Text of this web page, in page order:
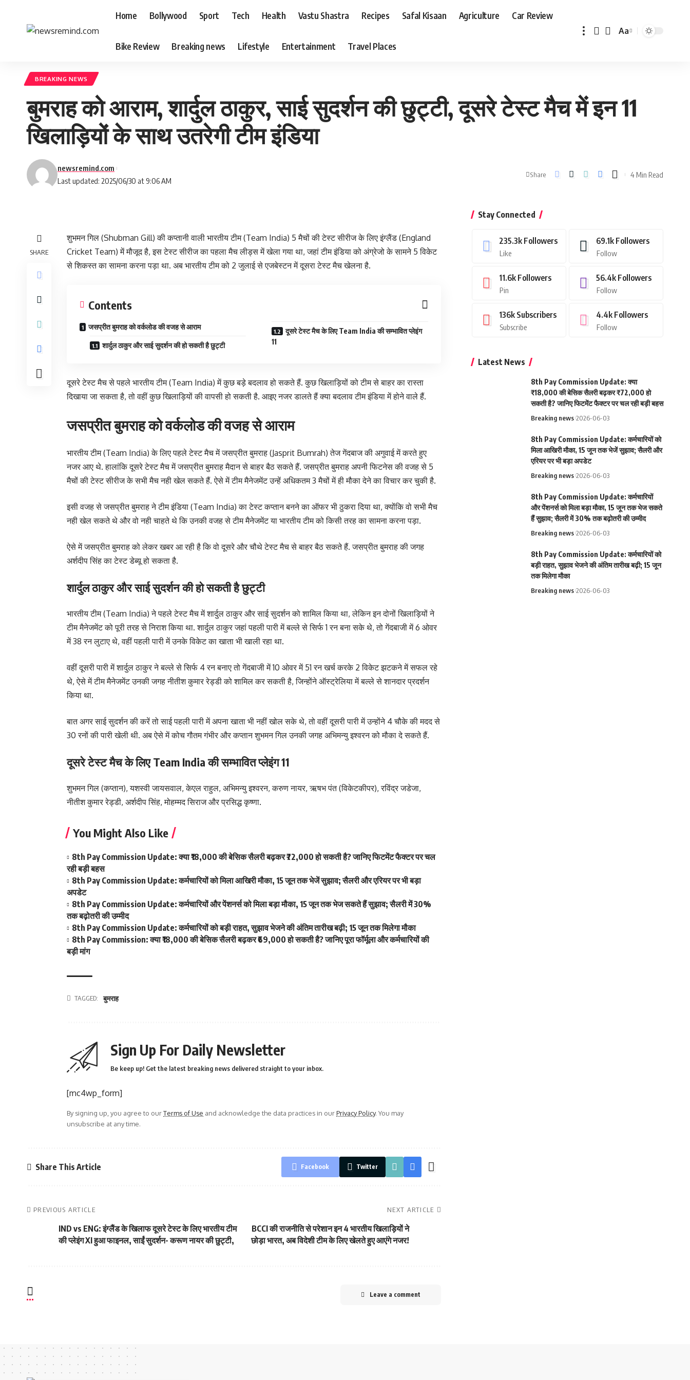
Home Bollywood Sport Tech Health Vastu Shastra Recipes Safal Kisaan Agriculture Car Review
Bike Review Breaking news Lifestyle Entertainment Travel Places
Font
Aa
BREAKING NEWS
बुमराह को आराम, शार्दुल ठाकुर, साई सुदर्शन की छुट्टी, दूसरे टेस्ट मैच में इन 11
खिलाड़ियों के साथ उतरेगी टीम इंडिया
Last updated: 2025/06/30 at 9:06 AM
newsremind.com
Share 4 Min Read
SHARE
शुभमन गिल (Shubman Gill) की कप्तानी वाली भारतीय टीम (Team India) 5 मैचों की टेस्ट सीरीज के लिए इंग्लैंड (England
Cricket Team) में मौजूद है, इस टेस्ट सीरीज का पहला मैच लीड्स में खेला गया था, जहां टीम इंडिया को अंग्रेजो के सामने 5 विकेट
से शिकस्त का सामना करना पड़ा था. अब भारतीय टीम को 2 जुलाई से एजबेस्टन में दूसरा टेस्ट मैच खेलना है.
Contents
जसप्रीत बुमराह को वर्कलोड की वजह से आराम
शार्दुल ठाकुर और साई सुदर्शन की हो सकती है छुट्टी
दूसरे टेस्ट मैच के लिए Team India की सम्भावित प्लेइंग
11
दूसरे टेस्ट मैच से पहले भारतीय टीम (Team India) में कुछ बड़े बदलाव हो सकते हैं. कुछ खिलाड़ियों को टीम से बाहर का रास्ता
दिखाया जा सकता है, तो वहीं कुछ खिलाड़ियों की वापसी हो सकती है. आइए नजर डालते हैं क्या बदलाव टीम इंडिया में होने वाले हैं.
जसप्रीत बुमराह को वर्कलोड की वजह से आराम
भारतीय टीम (Team India) के लिए पहले टेस्ट मैच में जसप्रीत बुमराह (Jasprit Bumrah) तेज गेंदबाज की अगुवाई में करते हुए
नजर आए थे. हालांकि दूसरे टेस्ट मैच में जसप्रीत बुमराह मैदान से बाहर बैठ सकते हैं. जसप्रीत बुमराह अपनी फिटनेस की वजह से 5
मैचों की टेस्ट सीरीज के सभी मैच नही खेल सकते हैं. ऐसे में टीम मैनेजमेंट उन्हें अधिकतम 3 मैचों में ही मौका देने का विचार कर चुकी है.
इसी वजह से जसप्रीत बुमराह ने टीम इंडिया (Team India) का टेस्ट कप्तान बनने का ऑफर भी ठुकरा दिया था, क्योंकि वो सभी मैच
नही खेल सकते थे और वो नही चाहते थे कि उनकी वजह से टीम मैनेजमेंट या भारतीय टीम को किसी तरह का सामना करना पड़ा.
ऐसे में जसप्रीत बुमराह को लेकर खबर आ रही है कि वो दूसरे और चौथे टेस्ट मैच से बाहर बैठ सकते हैं. जसप्रीत बुमराह की जगह
अर्शदीप सिंह का टेस्ट डेब्यू हो सकता है.
शार्दुल ठाकुर और साई सुदर्शन की हो सकती है छुट्टी
भारतीय टीम (Team India) ने पहले टेस्ट मैच में शार्दुल ठाकुर और साई सुदर्शन को शामिल किया था, लेकिन इन दोनों खिलाड़ियों ने
टीम मैनेजमेंट को पूरी तरह से निराश किया था. शार्दुल ठाकुर जहां पहली पारी में बल्ले से सिर्फ 1 रन बना सके थे, तो गेंदबाजी में 6 ओवर
में 38 रन लुटाए थे, वहीं पहली पारी में उनके विकेट का खाता भी खाली रहा था.
वहीं दूसरी पारी में शार्दुल ठाकुर ने बल्ले से सिर्फ 4 रन बनाए तो गेंदबाजी में 10 ओवर में 51 रन खर्च करके 2 विकेट झटकने में सफल रहे
थे, ऐसे में टीम मैनेजमेंट उनकी जगह नीतीश कुमार रेड्डी को शामिल कर सकती है, जिन्होंने ऑस्ट्रेलिया में बल्ले से शानदार प्रदर्शन
किया था.
बात अगर साई सुदर्शन की करें तो साई पहली पारी में अपना खाता भी नहीं खोल सके थे, तो वहीं दूसरी पारी में उन्होंने 4 चौके की मदद से
30 रनों की पारी खेली थी. अब ऐसे में कोच गौतम गंभीर और कप्तान शुभमन गिल उनकी जगह अभिमन्यु इश्वरन को मौका दे सकते हैं.
दूसरे टेस्ट मैच के लिए Team India की सम्भावित प्लेइंग 11
शुभमन गिल (कप्तान), यशस्वी जायसवाल, केएल राहुल, अभिमन्यु इश्वरन, करुण नायर, ऋषभ पंत (विकेटकीपर), रविंद्र जडेजा,
नीतीश कुमार रेड्डी, अर्शदीप सिंह, मोहम्मद सिराज और प्रसिद्ध कृष्णा.
You Might Also Like
8th Pay Commission Update: क्या ₹18,000 की बेसिक सैलरी बढ़कर ₹72,000 हो सकती है? जानिए फिटमेंट फैक्टर पर चल
रही बड़ी बहस
8th Pay Commission Update: कर्मचारियों को मिला आखिरी मौका, 15 जून तक भेजें सुझाव; सैलरी और एरियर पर भी बड़ा
अपडेट
8th Pay Commission Update: कर्मचारियों और पेंशनर्स को मिला बड़ा मौका, 15 जून तक भेज सकते हैं सुझाव; सैलरी में 30%
तक बढ़ोतरी की उम्मीद
8th Pay Commission Update: कर्मचारियों को बड़ी राहत, सुझाव भेजने की अंतिम तारीख बढ़ी; 15 जून तक मिलेगा मौका
8th Pay Commission: क्या ₹18,000 की बेसिक सैलरी बढ़कर ₹69,000 हो सकती है? जानिए पूरा फॉर्मूला और कर्मचारियों की
बड़ी मांग
TAGGED: बुमराह
Sign Up For Daily Newsletter
Be keep up! Get the latest breaking news delivered straight to your inbox.
[mc4wp_form]
By signing up, you agree to ourTerms of Use and acknowledge the data practices in ourPrivacy Policy. You may
unsubscribe at any time.
Share This Article Facebook Twitter
PREVIOUS ARTICLE
IND vs ENG: इंग्लैंड के खिलाफ दूसरे टेस्ट के लिए भारतीय टीम
की प्लेइंग XI हुआ फाइनल, साईं सुदर्शन- करूण नायर की छुट्टी,
NEXT ARTICLE
BCCI की राजनीति से परेशान इन 4 भारतीय खिलाड़ियों ने
छोड़ा भारत, अब विदेशी टीम के लिए खेलते हुए आएंगे नजर!
Leave a comment
Stay Connected
235.3k Followers
Like
69.1k Followers
Follow
11.6k Followers
Pin
56.4k Followers
Follow
136k Subscribers
Subscribe
4.4k Followers
Follow
Latest News
8th Pay Commission Update: क्या
₹18,000 की बेसिक सैलरी बढ़कर ₹72,000 हो
सकती है? जानिए फिटमेंट फैक्टर पर चल रही बड़ी बहस
Breaking news 2026-06-03
8th Pay Commission Update: कर्मचारियों को
मिला आखिरी मौका, 15 जून तक भेजें सुझाव; सैलरी और
एरियर पर भी बड़ा अपडेट
Breaking news 2026-06-03
8th Pay Commission Update: कर्मचारियों
और पेंशनर्स को मिला बड़ा मौका, 15 जून तक भेज सकते
हैं सुझाव; सैलरी में 30% तक बढ़ोतरी की उम्मीद
Breaking news 2026-06-03
8th Pay Commission Update: कर्मचारियों को
बड़ी राहत, सुझाव भेजने की अंतिम तारीख बढ़ी; 15 जून
तक मिलेगा मौका
Breaking news 2026-06-03